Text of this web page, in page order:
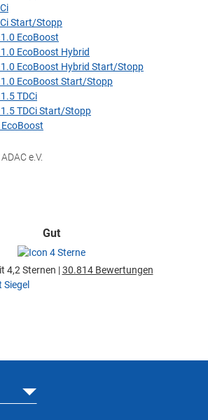
Start/Stopp
EcoBoost
EcoBoost Hybrid
EcoBoost Hybrid Start/Stopp
EcoBoost Start/Stopp
TDCi
TDCi Start/Stopp
e.V.
Gut
4,2 Sternen |30.814 Bewertungen